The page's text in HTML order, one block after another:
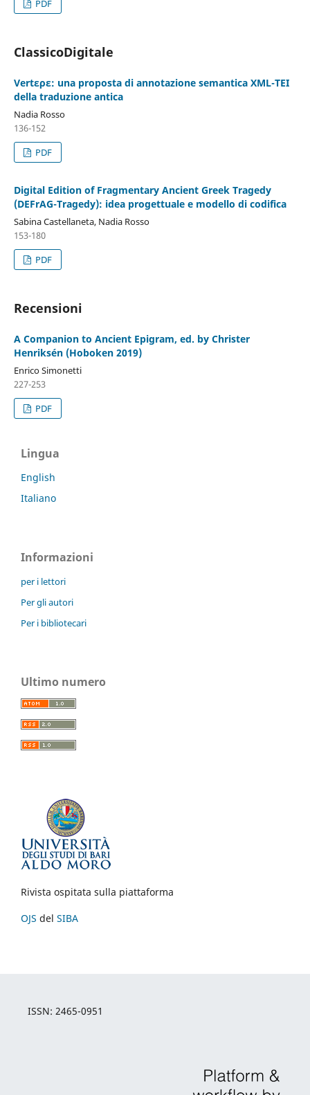
PDF
ClassicoDigitale
Vertερε: una proposta di annotazione semantica XML-TEI
della traduzione antica
Nadia Rosso
136-152
PDF
Digital Edition of Fragmentary Ancient Greek Tragedy
(DEFrAG-Tragedy): idea progettuale e modello di codifica
Sabina Castellaneta, Nadia Rosso
153-180
PDF
Recensioni
A Companion to Ancient Epigram, ed. by Christer
Henriksén (Hoboken 2019)
Enrico Simonetti
227-253
PDF
Lingua
English
Italiano
Informazioni
per i lettori
Per gli autori
Per i bibliotecari
Ultimo numero
Rivista ospitata sulla piattaforma
OJS del SIBA
ISSN: 2465-0951